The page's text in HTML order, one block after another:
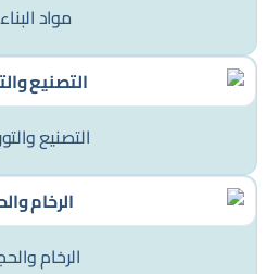
مواد البناء
التصنيع
الرخام